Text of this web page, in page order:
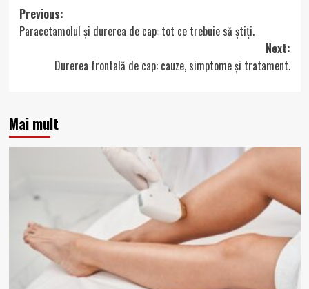
Post
navigation
Previous:
Paracetamolul și durerea de cap: tot ce trebuie să știți.
Next:
Durerea frontală de cap: cauze, simptome și tratament.
Mai mult